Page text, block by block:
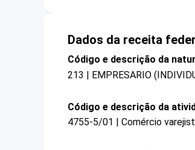
Dados da receita
Código e descrição da
213 | EMPRESARIO
Código e descrição da
4755-5/01 | Comércio